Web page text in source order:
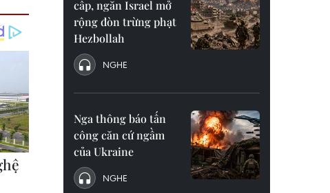
cấp, ngăn Israel mở
rộng đòn trừng phạt
Hezbollah
NGHE
Nga thông báo tấn
công căn cứ ngầm
của Ukraine
NGHE